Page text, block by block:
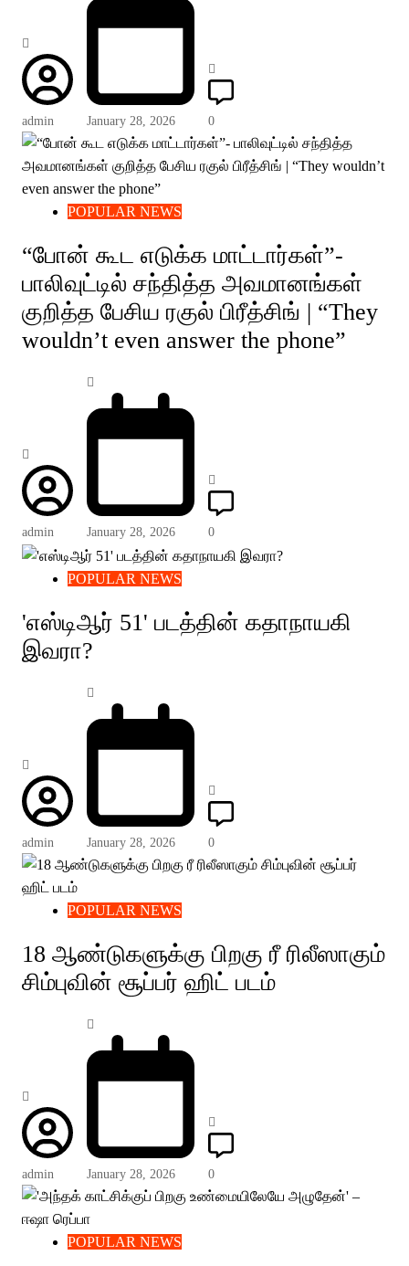
admin January 28, 2026 0
POPULAR NEWS
“போன் கூட எடுக்க மாட்டார்கள்”-
பாலிவுட்டில் சந்தித்த அவமானங்கள்
குறித்த பேசிய ரகுல் பிரீத்சிங் | “They
wouldn’t even answer the phone”
admin January 28, 2026 0
POPULAR NEWS
'எஸ்டிஆர் 51' படத்தின் கதாநாயகி
இவரா?
admin January 28, 2026 0
POPULAR NEWS
18 ஆண்டுகளுக்கு பிறகு ரீ ரிலீஸாகும்
சிம்புவின் சூப்பர் ஹிட் படம்
admin January 28, 2026 0
POPULAR NEWS